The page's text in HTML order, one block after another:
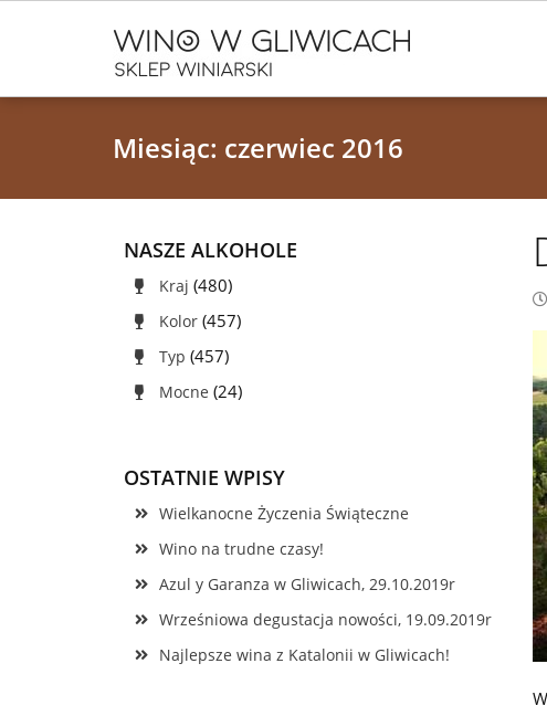
Miesiąc: czerwiec 2016
NASZE ALKOHOLE
Kraj (480)
Kolor (457)
Typ (457)
Mocne (24)
OSTATNIE WPISY
Wielkanocne Życzenia Świąteczne
Wino na trudne czasy!
Azul y Garanza w Gliwicach, 29.10.2019r
Wrześniowa degustacja nowości, 19.09.2019r
Najlepsze wina z Katalonii w Gliwicach!